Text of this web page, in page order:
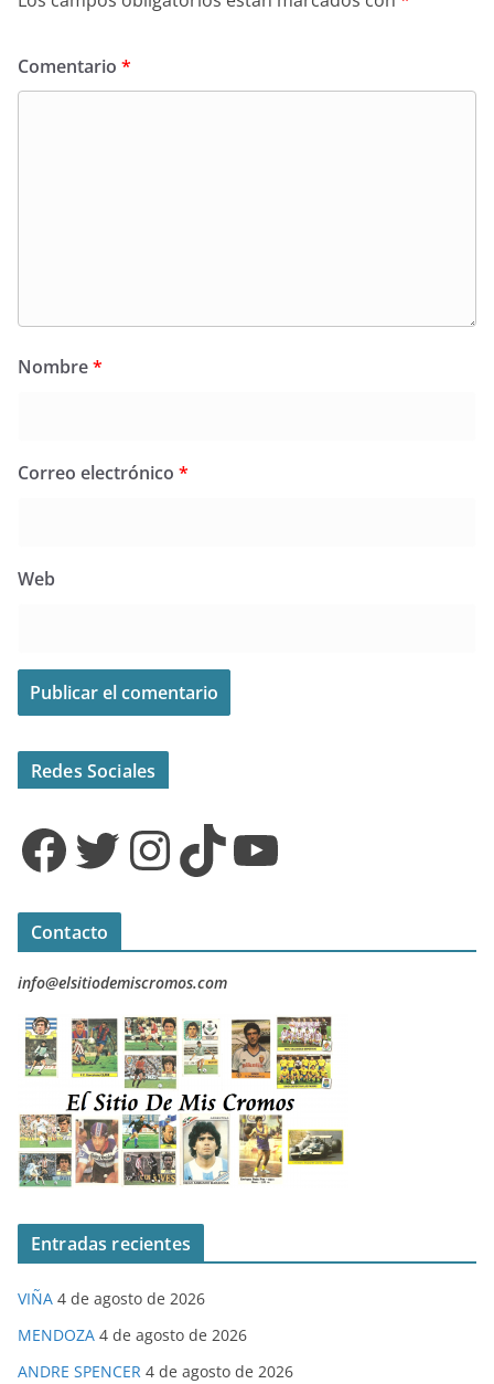
Comentario *
Nombre*
Correo electrónico *
Web
Redes Sociales
Facebook Twitter InstagramTikTok YouTube
Contacto
info@elsitiodemiscromos.com
Entradas recientes
VIÑA 4 de agosto de 2026
MENDOZA 4 de agosto de 2026
ANDRE SPENCER 4 de agosto de 2026